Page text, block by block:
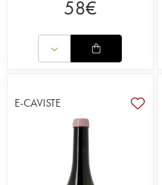
58€
E-CAVISTE